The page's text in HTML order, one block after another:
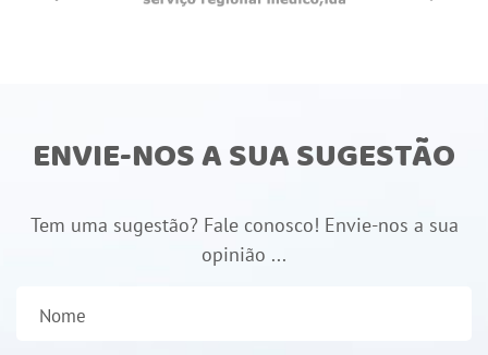
ENVIE-NOS A SUA SUGESTÃO
Tem uma sugestão? Fale conosco! Envie-nos a sua
opinião ...
Nome